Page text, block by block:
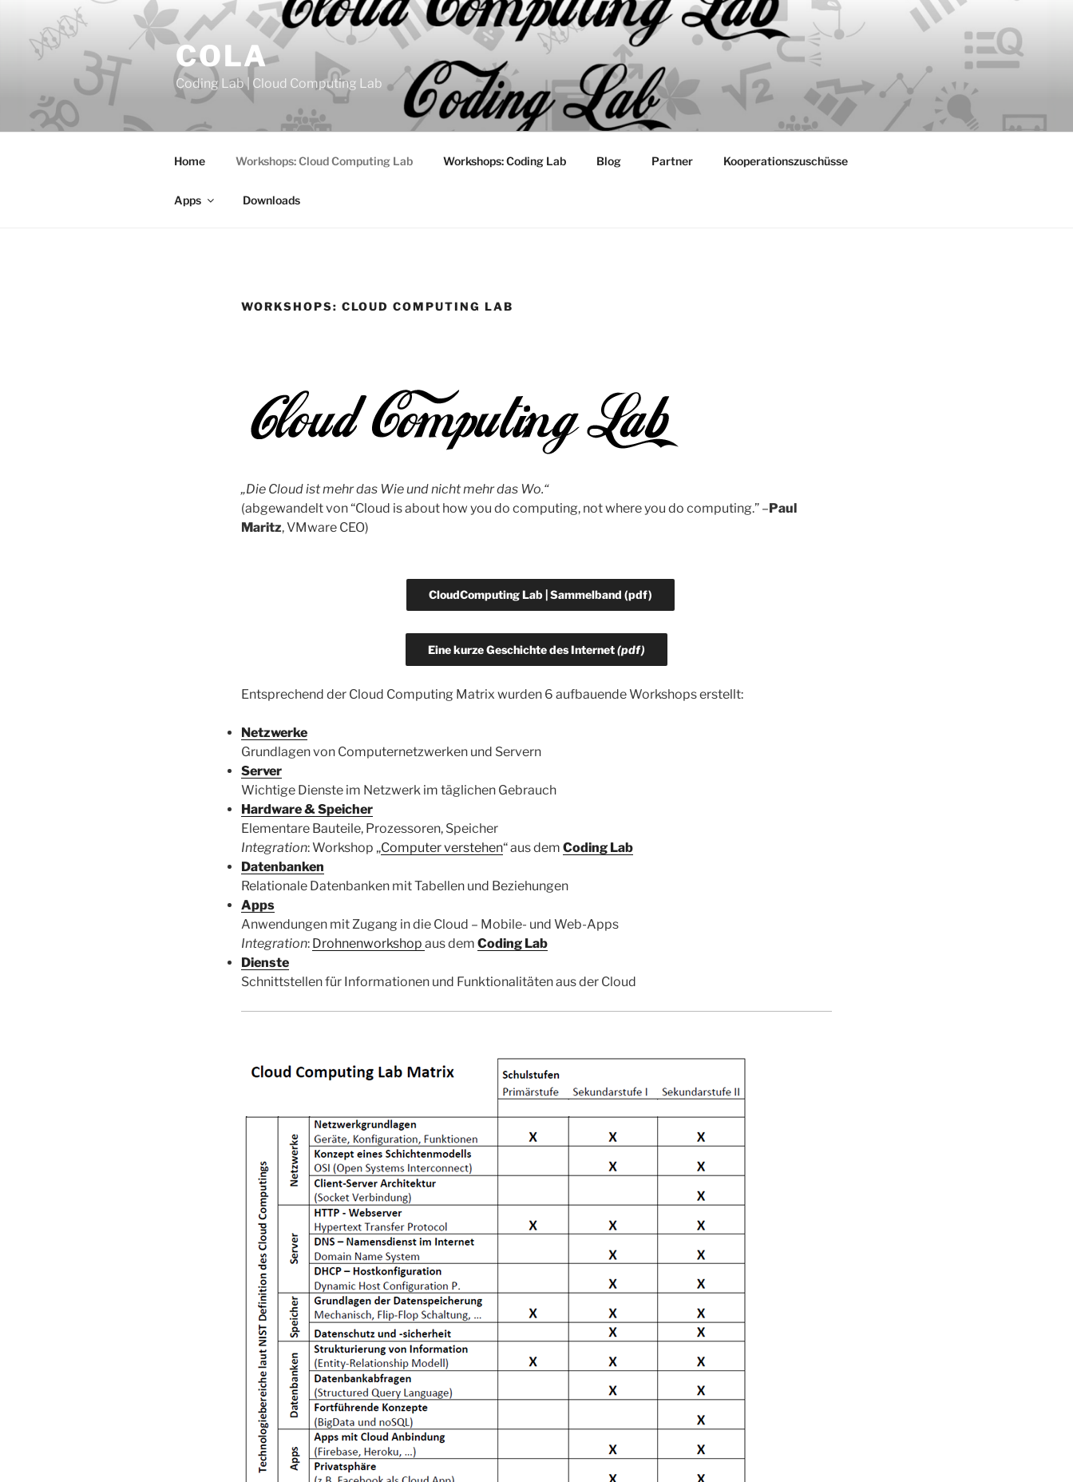
springen
COLA
Coding Lab | Cloud Computing Lab
Home Workshops: Cloud Computing Lab Workshops: Coding Lab Blog Partner Kooperationszuschüsse
Apps Downloads
WORKSHOPS: CLOUD COMPUTING LAB
„Die Cloud ist mehr das Wie und nicht mehr das Wo.“
(abgewandelt von “Cloud is about how you do computing, not where you do computing.” –Paul
Maritz, VMware CEO)
CloudComputing Lab | Sammelband (pdf)
Eine kurze Geschichte des Internet(pdf)
Entsprechend der Cloud Computing Matrix wurden 6 aufbauende Workshops erstellt:
Netzwerke
Grundlagen von Computernetzwerken und Servern
Server
Wichtige Dienste im Netzwerk im täglichen Gebrauch
Hardware & Speicher
Elementare Bauteile, Prozessoren, Speicher
Integration: Workshop „Computer verstehen“ aus dem Coding Lab
Datenbanken
Relationale Datenbanken mit Tabellen und Beziehungen
Apps
Anwendungen mit Zugang in die Cloud – Mobile- und Web-Apps
Integration: Drohnenworkshop aus dem Coding Lab
Dienste
Schnittstellen für Informationen und Funktionalitäten aus der Cloud